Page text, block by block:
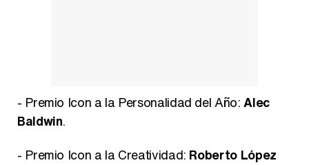
- Premio Icon a la Personalidad del Año:Alec
Baldwin.
- Premio Icon a la Creatividad: Roberto López